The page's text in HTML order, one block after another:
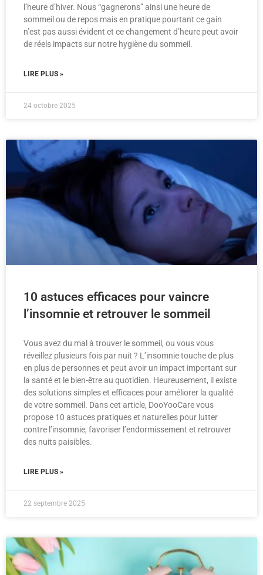
l’heure d’hiver. Nous “gagnerons” ainsi une heure de
sommeil ou de repos mais en pratique pourtant ce gain
n’est pas aussi évident et ce changement d’heure peut avoir
de réels impacts sur notre hygiène du sommeil.
LIRE PLUS »
24 octobre 2025
10 astuces efficaces pour vaincre
l’insomnie et retrouver le sommeil
Vous avez du mal à trouver le sommeil, ou vous vous
réveillez plusieurs fois par nuit ? L’insomnie touche de plus
en plus de personnes et peut avoir un impact important sur
la santé et le bien-être au quotidien. Heureusement, il existe
des solutions simples et efficaces pour améliorer la qualité
de votre sommeil. Dans cet article, DooYooCare vous
propose 10 astuces pratiques et naturelles pour lutter
contre l’insomnie, favoriser l’endormissement et retrouver
des nuits paisibles.
LIRE PLUS »
22 septembre 2025